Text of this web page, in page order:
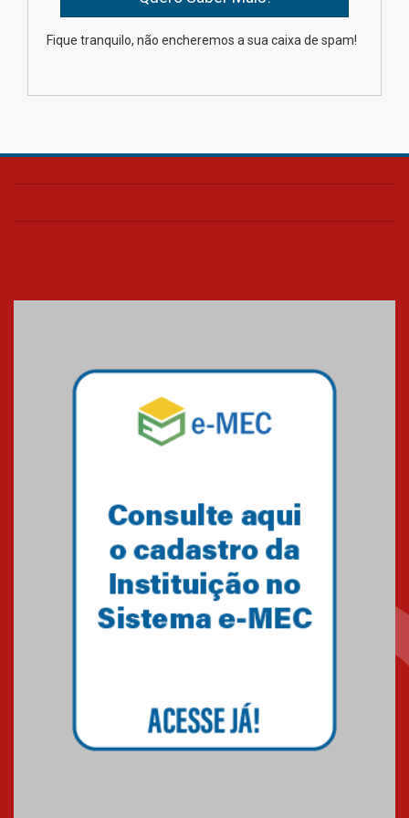
Transformadora reúne
Fique tranquilo, não encheremos a sua caixa de spam!